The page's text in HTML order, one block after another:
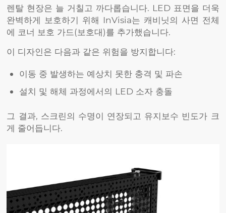
렌탈 현장은 늘 거칠고 까다롭습니다. LED 표면을 더욱
완벽하게 보호하기 위해 InVisia는 캐비닛의 사면 전체
에 코너 보호 가드(보호대)를 추가했습니다.
이 디자인은 다음과 같은 위험을 방지합니다:
이동 중 발생하는 예상치 못한 충격 및 파손
설치 및 해체 과정에서의 LED 소자 충돌
그 결과, 스크린의 수명이 연장되고 유지보수 빈도가 크
게 줄어듭니다.